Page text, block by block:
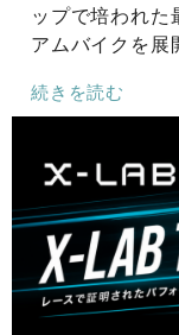
ップで培われた
アムバイクを展
続きを読む